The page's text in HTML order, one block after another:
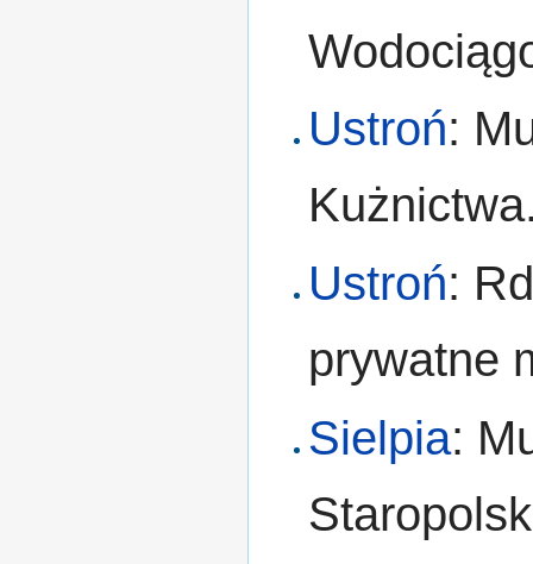
Ustroń:
Ustroń:
prywatne
Sielpia: